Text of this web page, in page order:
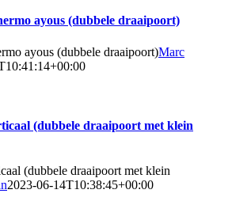
ayous (dubbele draaipoort)
ayous (dubbele draaipoort)Marc
(dubbele draaipoort met klein
(dubbele draaipoort met klein
2023-06-14T10:38:45+00:00